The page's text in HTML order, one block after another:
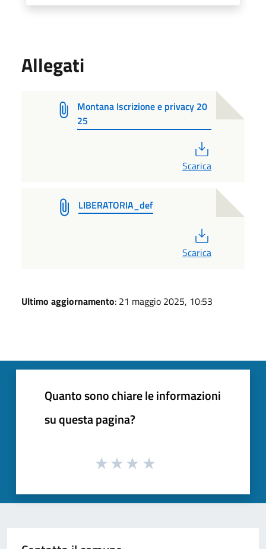
Allegati
Montana Iscrizione e privacy 20
25
Scarica
LIBERATORIA_def
Scarica
Ultimo aggiornamento: 21 maggio 2025, 10:53
Quanto sono chiare le informazioni
su questa pagina?